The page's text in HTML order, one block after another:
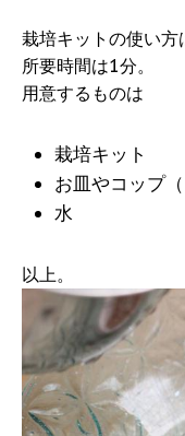
栽培キットの使い方
所要時間は1分。
用意するものは
栽培キット
お皿やコップ
水
以上。